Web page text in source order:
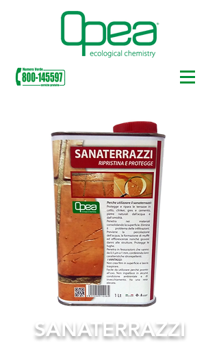
SANATERRAZZI